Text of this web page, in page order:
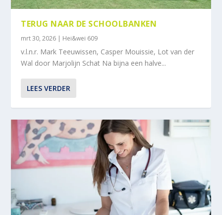
TERUG NAAR DE SCHOOLBANKEN
mrt 30, 2026 | Hei&wei 609
v.l.n.r. Mark Teeuwissen, Casper Mouissie, Lot van der
Wal door Marjolijn Schat Na bijna een halve...
LEES VERDER